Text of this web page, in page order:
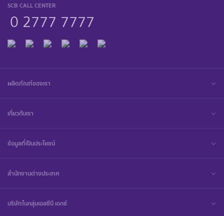
SCB CALL CENTER
0 2777 7777
ผลิตภัณฑ์ของเรา
เกี่ยวกับเรา
ข้อมูลที่เป็นประโยชน์
สำนักงานต่างประเทศ
บริษัทในกลุ่มเอสซีบี เอกซ์